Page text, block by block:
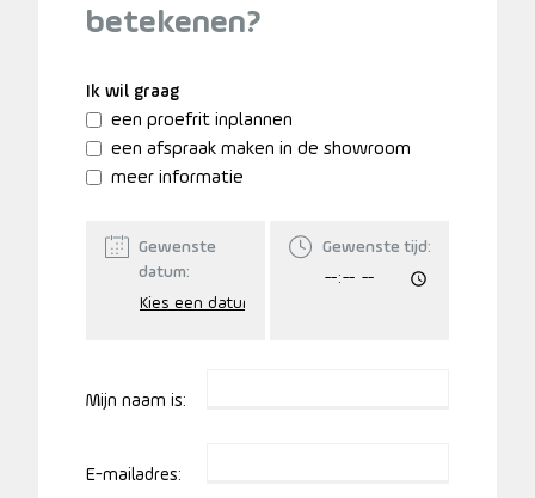
betekenen?
Ik wil graag
een proefrit inplannen
een afspraak maken in de showroom
meer informatie
Gewenste
datum:
Gewenste tijd:
Mijn naam is:
E-mailadres: